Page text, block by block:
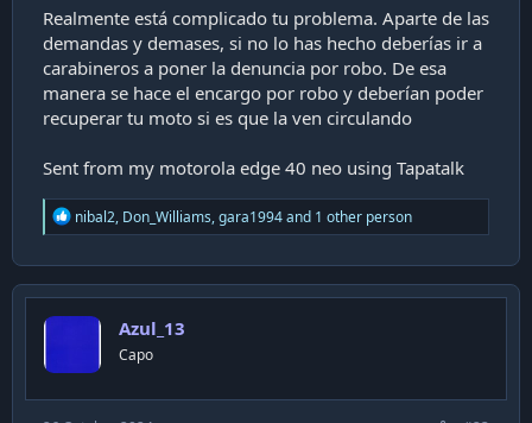
Realmente está complicado tu problema. Aparte de las
demandas y demases, si no lo has hecho deberías ir a
carabineros a poner la denuncia por robo. De esa
manera se hace el encargo por robo y deberían poder
recuperar tu moto si es que la ven circulando
Sent from my motorola edge 40 neo using Tapatalk
R
e
c
t
nibal2, Don_Williams,gara1994and 1 other person
Azul_13
Capo